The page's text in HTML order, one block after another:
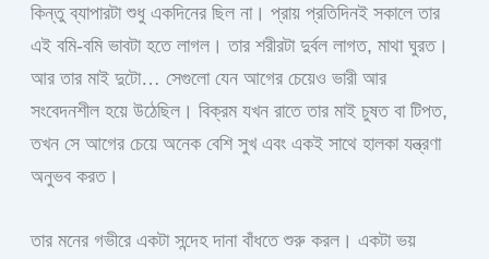
কিন্তু ব্যাপারটা শুধু একদিনের ছিল না। প্রায় প্রতিদিনই সকালে তার
এই বমি-বমি ভাবটা হতে লাগল। তার শরীরটা দুর্বল লাগত, মাথা ঘুরত।
আর তার মাই দুটো… সেগুলো যেন আগের চেয়েও ভারী আর
সংবেদনশীল হয়ে উঠেছিল। বিক্রম যখন রাতে তার মাই চুষত বা টিপত,
তখন সে আগের চেয়ে অনেক বেশি সুখ এবং একই সাথে হালকা যন্ত্রণা
অনুভব করত।
তার মনের গভীরে একটা সন্দেহ দানা বাঁধতে শুরু করল। একটা ভয়